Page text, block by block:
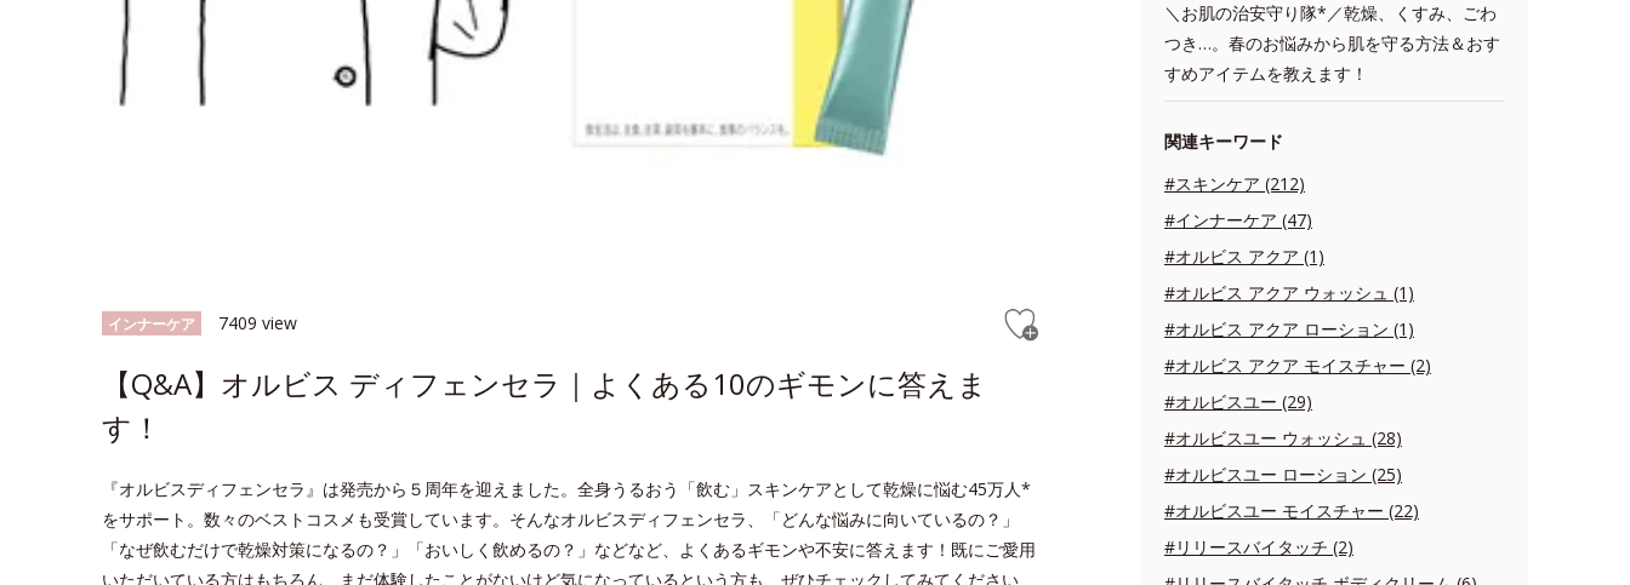
インナーケア 7409 view
【Q&A】オルビス ディフェンセラ｜よくある10のギモンに答えま
す！
『オルビスディフェンセラ』は発売から５周年を迎えました。全身うるおう「飲む」スキンケアとして乾燥に悩む45万人*
をサポート。数々のベストコスメも受賞しています。そんなオルビスディフェンセラ、「どんな悩みに向いているの？」
「なぜ飲むだけで乾燥対策になるの？」「おいしく飲めるの？」などなど、よくあるギモンや不安に答えます！既にご愛用
いただいている方はもちろん、まだ体験したことがないけど気になっているという方も、ぜひチェックしてみてください
＼お肌の治安守り隊*／乾燥、くすみ、ごわ
つき…。春のお悩みから肌を守る方法＆おす
すめアイテムを教えます！
関連キーワード
#スキンケア (212)
#インナーケア (47)
#オルビス アクア (1)
#オルビス アクア ウォッシュ (1)
#オルビス アクア ローション (1)
#オルビス アクア モイスチャー (2)
#オルビスユー (29)
#オルビスユー ウォッシュ (28)
#オルビスユー ローション (25)
#オルビスユー モイスチャー (22)
#リリースバイタッチ (2)